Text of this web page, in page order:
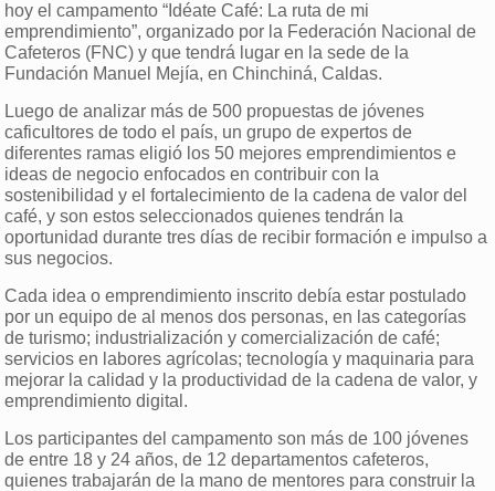
hoy el campamento “Idéate Café: La ruta de mi
emprendimiento”, organizado por la Federación Nacional de
Cafeteros (FNC) y que tendrá lugar en la sede de la
Fundación Manuel Mejía, en Chinchiná, Caldas.
Luego de analizar más de 500 propuestas de jóvenes
caficultores de todo el país, un grupo de expertos de
diferentes ramas eligió los 50 mejores emprendimientos e
ideas de negocio enfocados en contribuir con la
sostenibilidad y el fortalecimiento de la cadena de valor del
café, y son estos seleccionados quienes tendrán la
oportunidad durante tres días de recibir formación e impulso a
sus negocios.
Cada idea o emprendimiento inscrito debía estar postulado
por un equipo de al menos dos personas, en las categorías
de turismo; industrialización y comercialización de café;
servicios en labores agrícolas; tecnología y maquinaria para
mejorar la calidad y la productividad de la cadena de valor, y
emprendimiento digital.
Los participantes del campamento son más de 100 jóvenes
de entre 18 y 24 años, de 12 departamentos cafeteros,
quienes trabajarán de la mano de mentores para construir la